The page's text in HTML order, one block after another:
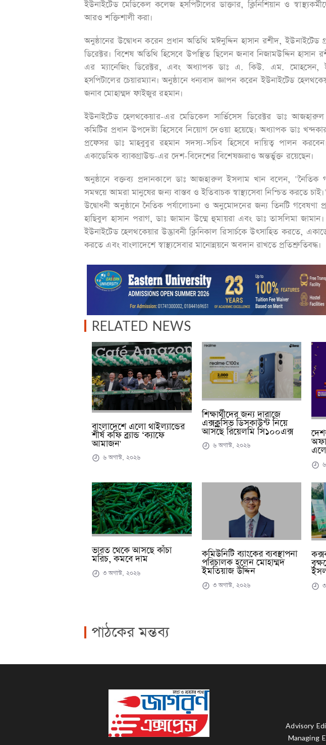
ইউনাইটেড মেডিকেল কলেজ হসপিটালের ডাক্তার, ক্লিনিশিয়ান ও
আরও শক্তিশালী করা।
অনুষ্ঠানের উদ্বোধন করেন প্রধান অতিথি মঈনুদ্দিন হাসান রশীদ, ইউনাইটেড
ডিরেক্টর। বিশেষ অতিথি হিসেবে উপস্থিত ছিলেন জনাব নিজামউদ্দিন হাসান
এর ম্যানেজিং ডিরেক্টর, এবং অধ্যাপক ডাঃ এ. কিউ. এম. মোহসেন,
হসপিটালের চেয়ারম্যান। অনুষ্ঠানে ধন্যবাদ জ্ঞাপন করেন ইউনাইটেড
জনাব মোহাম্মদ ফাইজুর রহমান।
ইউনাইটেড হেলথকেয়ার-এর মেডিকেল সার্ভিসেস ডিরেক্টর ডাঃ
কমিটির প্রধান উপদেষ্টা হিসেবে নিয়োগ দেওয়া হয়েছে। অধ্যাপক ডাঃ
প্রফেসর ডাঃ মাহবুবুর রহমান সদস্য-সচিব হিসেবে দায়িত্ব পালন
একাডেমিক ব্যাকগ্রাউন্ড-এর দেশ-বিদেশের বিশেষজ্ঞরাও অন্তর্ভুক্ত রয়েছেন।
অনুষ্ঠানে বক্তব্য প্রদানকালে ডাঃ আজহারুল ইসলাম খান বলেন,
সমন্বয়ে আমরা মানুষের জন্য বাস্তব ও ইতিবাচক স্বাস্থ্যসেবা নিশ্চিত করতে
উদ্বোধনী অনুষ্ঠানে নৈতিক পর্যালোচনা ও অনুমোদনের জন্য তিনটি গবেষণা
হাছিবুল হাসান পরাগ, ডাঃ জামান উম্মে হুমায়রা এবং ডাঃ তাসলিমা
ইউনাইটেড হেলথকেয়ার উদ্ভাবনী ক্লিনিকাল রিসার্চকে উৎসাহিত করতে,
করতে এবং বাংলাদেশে স্বাস্থ্যসেবার মানোন্নয়নে অবদান রাখতে প্রতিশ্রুতিবদ্ধ।
RELATED NEWS
বাংলাদেশে এলো থাইল্যান্ডের
শীর্ষ কফি ব্র্যান্ড ‘ক্যাফে
আমাজন'
৬ অগাস্ট, ২০২৬
শিক্ষার্থীদের জন্য দারাজে
এক্সক্লুসিভ ডিসকাউন্ট নিয়ে
আসছে রিয়েলমি সি১০০এক্স
৬ অগাস্ট, ২০২৬
ভারত থেকে আসছে কাঁচা
মরিচ, কমবে দাম
৩ অগাস্ট, ২০২৬
কমিউনিটি ব্যাংকের ব্যবস্থাপনা
পরিচালক হলেন মোহাম্মদ
ইমতিয়াজ উদ্দিন
৩ অগাস্ট, ২০২৬
পাঠকের মন্তব্য
Advisory
Managing